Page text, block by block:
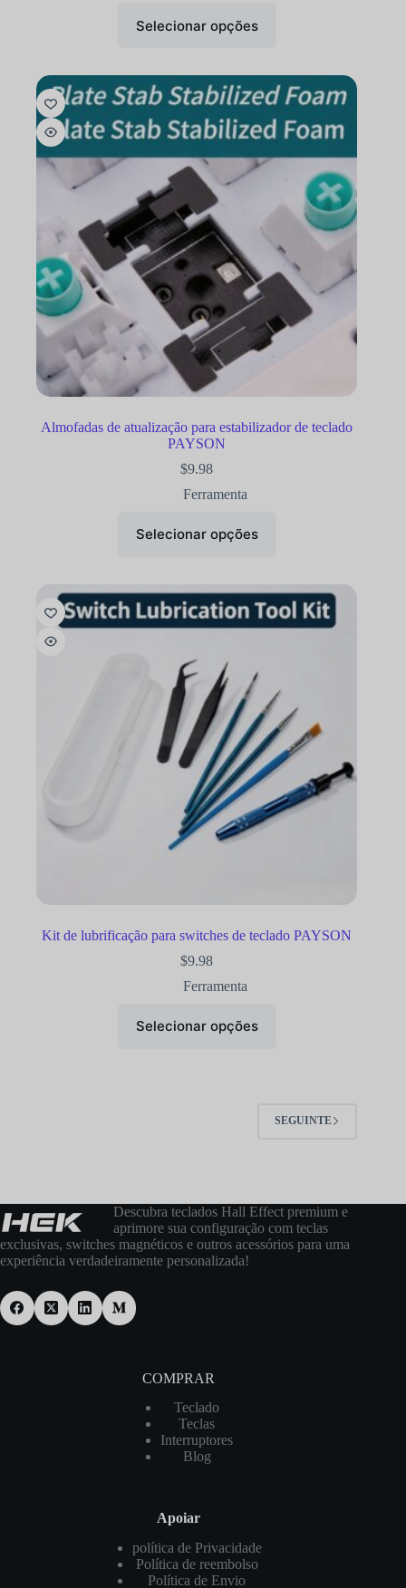
Selecionar opções
Almofadas de atualização para estabilizador de teclado
PAYSON
$9.98
Ferramenta
Selecionar opções
Kit de lubrificação para switches de teclado PAYSON
$9.98
Ferramenta
Selecionar opções
SEGUINTE
Descubra teclados Hall Effect premium e
aprimore sua configuração com teclas
exclusivas, switches magnéticos e outros acessórios para uma
experiência verdadeiramente personalizada!
COMPRAR
Teclado
Teclas
Interruptores
Blog
Apoiar
política de Privacidade
Política de reembolso
Política de Envio